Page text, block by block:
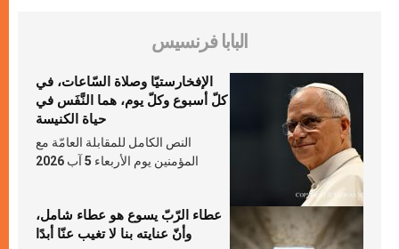
البابا فرنسيس
الإفخارستيّا وصلاة السّاعات، في
كلّ أسبوع وكلّ يوم، هما النَّفَس في
حياة الكنيسة
النص الكامل للمقابلة العامّة مع
المؤمنين يوم الأربعاء 5 آب 2026
عطاء الرّبّ يسوع هو عطاء شامل،
وأنّ عنايته بنا لا تغيب عنّا أبدًا